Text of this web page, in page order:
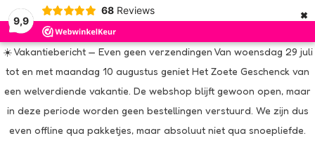
9,9
68 Reviews ×
☀️ Vakantiebericht — Even geen verzendingen Van woensdag 29 juli
tot en met maandag 10 augustus geniet Het Zoete Geschenck van
een welverdiende vakantie. De webshop blijft gewoon open, maar
in deze periode worden geen bestellingen verstuurd. We zijn dus
even offline qua pakketjes, maar absoluut niet qua snoepliefde.